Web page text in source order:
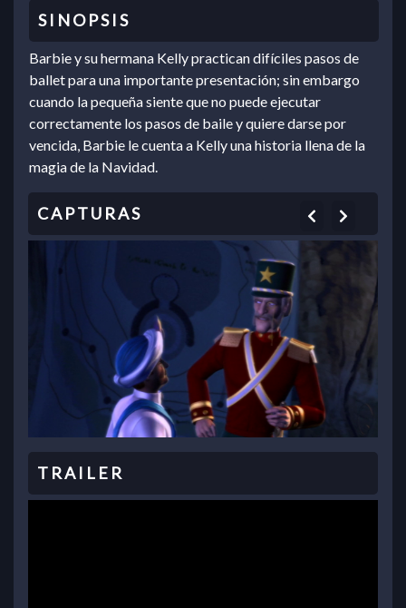
Barbie y su hermana Kelly practican difíciles pasos de
ballet para una importante presentación; sin embargo
cuando la pequeña siente que no puede ejecutar
correctamente los pasos de baile y quiere darse por
vencida, Barbie le cuenta a Kelly una historia llena de la
magia de la Navidad.
Previous